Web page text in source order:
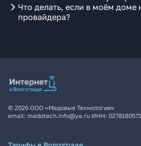
Что делать, если в моём доме
провайдера?
© 2026 ООО «Медовые Технологии»
email: medotech.info@ya.ru ИНН: 0278180571